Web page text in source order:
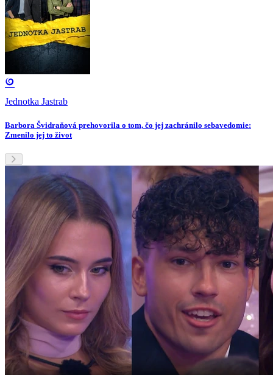
Jednotka Jastrab
Barbora Švidraňová prehovorila o tom, čo jej zachránilo sebavedomie:
Zmenilo jej to život